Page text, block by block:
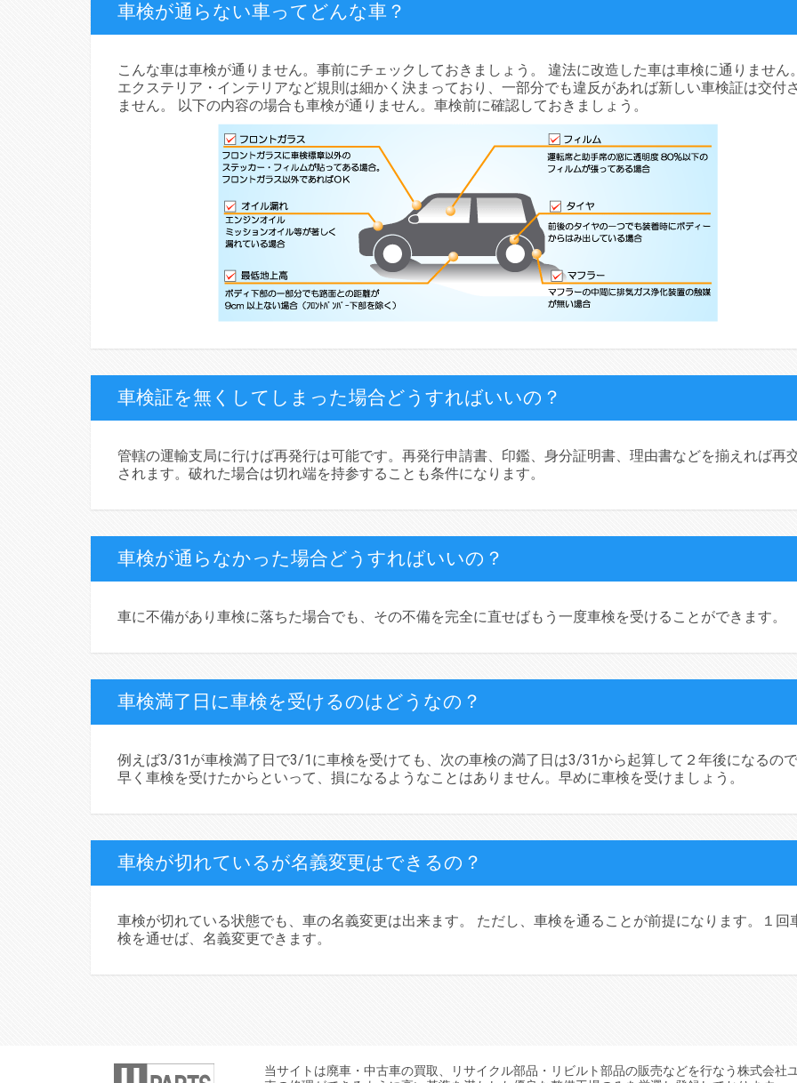
車検が通らない車ってどんな車？
こんな車は車検が通りません。事前にチェックしておきましょう。 違法に改造した車は車検に通りません
エクステリア・インテリアなど規則は細かく決まっており、一部分でも違反があれば新しい車検証は交付
ません。 以下の内容の場合も車検が通りません。車検前に確認しておきましょう。
車検証を無くしてしまった場合どうすればいいの？
管轄の運輸支局に行けば再発行は可能です。再発行申請書、印鑑、身分証明書、理由書などを揃えれば再
されます。破れた場合は切れ端を持参することも条件になります。
車検が通らなかった場合どうすればいいの？
車に不備があり車検に落ちた場合でも、その不備を完全に直せばもう一度車検を受けることができます。
車検満了日に車検を受けるのはどうなの？
例えば3/31が車検満了日で3/1に車検を受けても、次の車検の満了日は3/31から起算して２年後になるの
早く車検を受けたからといって、損になるようなことはありません。早めに車検を受けましょう。
車検が切れているが名義変更はできるの？
車検が切れている状態でも、車の名義変更は出来ます。 ただし、車検を通ることが前提になります。１回
検を通せば、名義変更できます。
当サイトは廃車・中古車の買取、リサイクル部品・リビルト部品の販売などを行なう株式会